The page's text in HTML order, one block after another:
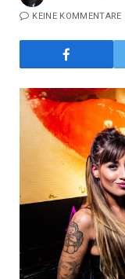
KEINE KOMMENTARE